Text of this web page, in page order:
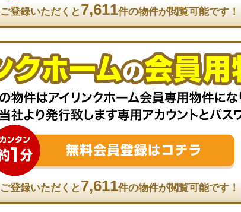
ご登録いただくと7,611件の物件が閲覧可能です！
ご登録いただくと7,611件の物件が閲覧可能です！